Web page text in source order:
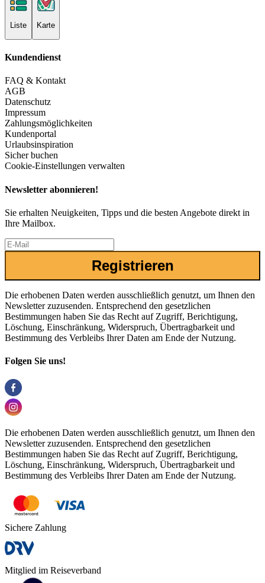
Liste Karte
Kundendienst
FAQ & Kontakt
AGB
Datenschutz
Impressum
Zahlungsmöglichkeiten
Kundenportal
Urlaubsinspiration
Sicher buchen
Cookie-Einstellungen verwalten
Newsletter abonnieren!
Sie erhalten Neuigkeiten, Tipps und die besten Angebote direkt in
Ihre Mailbox.
Registrieren
Die erhobenen Daten werden ausschließlich genutzt, um Ihnen den
Newsletter zuzusenden. Entsprechend den gesetzlichen
Bestimmungen haben Sie das Recht auf Zugriff, Berichtigung,
Löschung, Einschränkung, Widerspruch, Übertragbarkeit und
Bestimmung des Verbleibs Ihrer Daten am Ende der Nutzung.
Folgen Sie uns!
Die erhobenen Daten werden ausschließlich genutzt, um Ihnen den
Newsletter zuzusenden. Entsprechend den gesetzlichen
Bestimmungen haben Sie das Recht auf Zugriff, Berichtigung,
Löschung, Einschränkung, Widerspruch, Übertragbarkeit und
Bestimmung des Verbleibs Ihrer Daten am Ende der Nutzung.
Sichere Zahlung
Mitglied im Reiseverband